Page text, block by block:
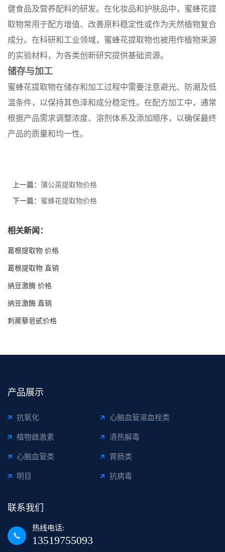
健食品及营养配料的研发。在化妆品和护肤品中，蜜蜂花提
取物常用于配方增值、改善原料稳定性或作为天然植物复合
成分。在科研和工业领域，蜜蜂花提取物也被用作植物来源
的实验材料，为各类创新研究提供基础资源。
储存与加工
蜜蜂花提取物在储存和加工过程中需要注意避光、防潮及低
温条件，以保持其色泽和成分稳定性。在配方加工中，通常
根据产品需求调整浓度、溶剂体系及添加顺序，以确保最终
产品的质量和均一性。
上一篇： 蒲公英提取物价格
下一篇： 蜜蜂花提取物价格
相关新闻：
葛根提取物 价格
葛根提取物 直销
纳豆激酶 价格
纳豆激酶 直销
刺蒺藜皂甙价格
产品展示
抗氧化 心脑血管溶血栓类
植物雌激素 清热解毒
心脑血管类 胃肠类
明目 抗病毒
联系我们
热线电话:
13519755093